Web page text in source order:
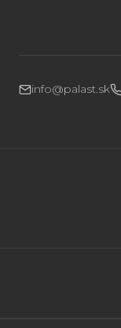
info@palast.sk